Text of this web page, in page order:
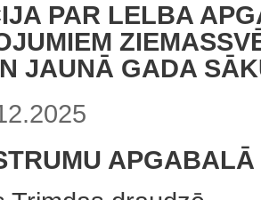
PAR LELBA
JAUNĀ GADA
APGABALĀ